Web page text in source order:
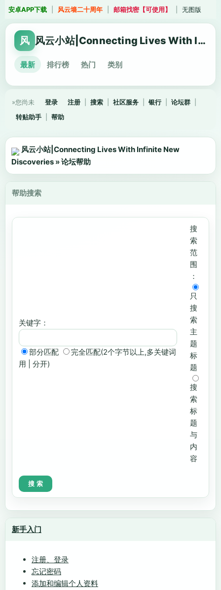
安卓APP下载 风云墙二十周年 邮箱找密【可使用】 无图版
风 风云小站|Connecting Lives With Infinite New Discoveries
最新 排行榜 热门 类别
»您尚未 登录 注册 搜索 社区服务 银行 论坛群
转贴助手
帮助
风云小站|Connecting Lives With Infinite New
Discoveries »论坛帮助
帮助搜索
关键字：
部分匹配
完全匹配(2个字节以上,多关键词
用 | 分开)
搜
索
范
围
：
只
搜
索
主
题
标
题
搜
索
标
题
与
内
容
新手入门
注册、登录
忘记密码
添加和编辑个人资料